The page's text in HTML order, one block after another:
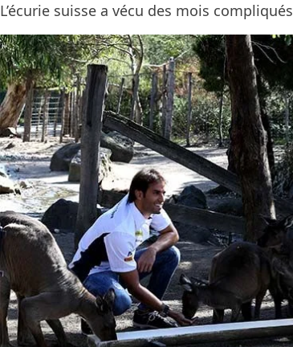
L’écurie suisse a vécu des mois compliqués